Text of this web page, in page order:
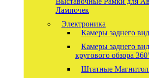
Лампочек
Электроника
Камеры заднего
Камеры заднего
кругового обзора
Штатные